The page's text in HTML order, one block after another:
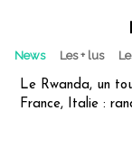
News Les + lus
Le Rwanda, un
France, Italie :